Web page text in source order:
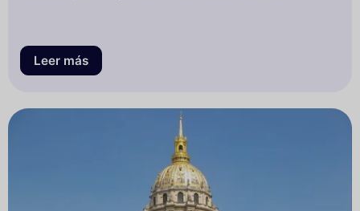
Leer más